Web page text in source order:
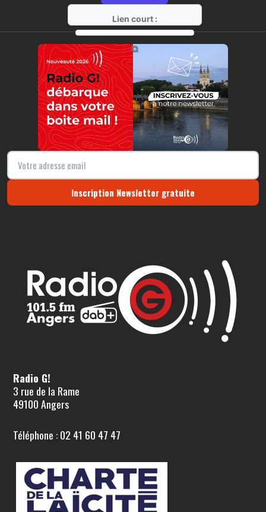
Lien court :
https://radio-g.fr?19498
⧉
Inscription Newsletter gratuite
Radio G!
3 rue de la Rame
49100 Angers
Téléphone : 02 41 60 47 47